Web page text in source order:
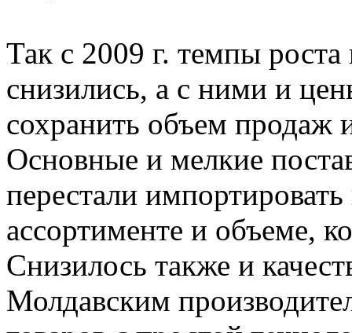
Так с 2009 г. темпы роста
снизились, а с ними и
сохранить объем
Основные и мелкие
перестали
ассортименте и объеме,
Снизилось также и
Молдавским